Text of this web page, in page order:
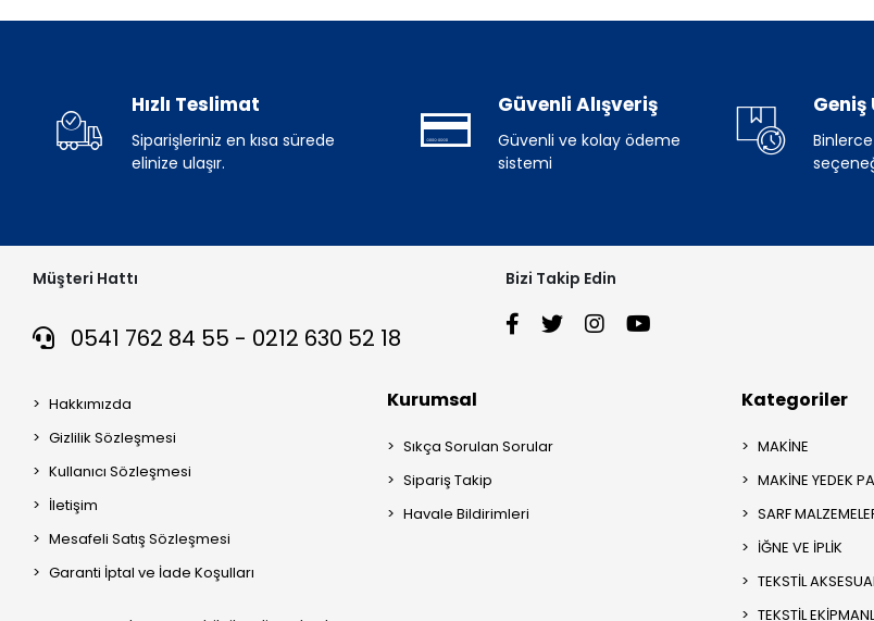
Hızlı Teslimat
Siparişleriniz en kısa sürede
elinize ulaşır.
Güvenli Alışveriş
Güvenli ve kolay ödeme
sistemi
Geniş
Müşteri Hattı
0541 762 84 55 - 0212 630 52 18
Bizi Takip Edin
Hakkımızda
Gizlilik Sözleşmesi
Kullanıcı Sözleşmesi
İletişim
Mesafeli Satış Sözleşmesi
Garanti İptal ve İade Koşulları
Kurumsal
Sıkça Sorulan Sorular
Sipariş Takip
Havale Bildirimleri
Kategoriler
MAKİNE
MAKİNE YEDEK
SARF
İĞNE VE İPLİK
TEKSTİL
TEKSTİL